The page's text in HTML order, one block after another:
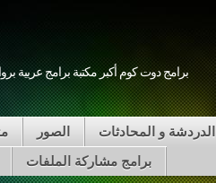
برامج دوت كوم أكبر مكتبة برامج عربية
الصور الدردشة و المحادثات
برامج مشاركة الملفات